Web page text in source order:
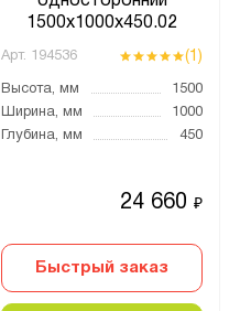
1500x1000x450.02
Арт. 194536 (1)
Высота, мм
1500
Ширина, мм
1000
Глубина, мм
450
24 660₽
Быстрый заказ